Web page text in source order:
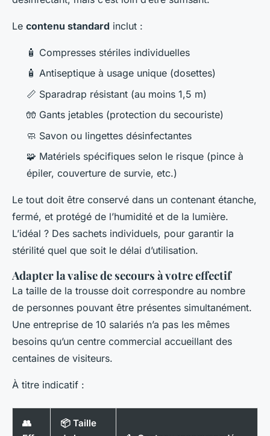
Le contenu standard inclut :
🧴 Compresses stériles individuelles
🧴 Antiseptique à usage unique (dosettes)
📏 Sparadrap résistant (au moins 1,5 m)
🧤 Gants jetables (protection du secouriste)
🧼 Savon ou lingettes désinfectantes
🧩 Matériels spécifiques selon le risque (pince à
épiler, couverture de survie, etc.)
Le tout doit être conservé dans un contenant étanche,
fermé, et protégé de l’humidité et de la lumière.
L’idéal ? Des sachets individuels, pour garantir la
stérilité quel que soit le délai d’utilisation.
Adapter la valise de secours à votre effectif
La taille de la trousse doit correspondre au nombre
de personnes pouvant être présentes simultanément.
Une entreprise de 10 salariés n’a pas les mêmes
besoins qu’un centre commercial accueillant des
centaines de visiteurs.
À titre indicatif :
👥
📦 Taille